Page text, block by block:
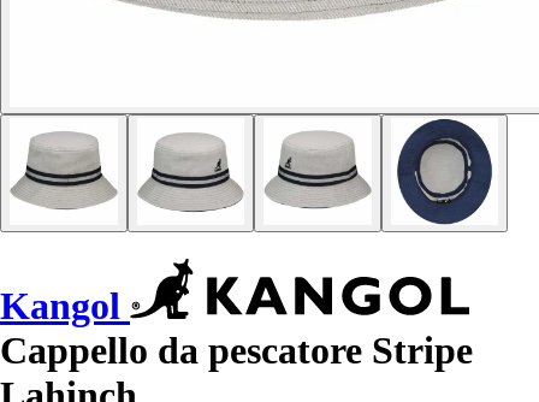
Kangol
Cappello da pescatore Stripe